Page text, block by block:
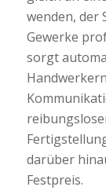
wenden, der
Gewerke
sorgt
darüber
Festpreis.